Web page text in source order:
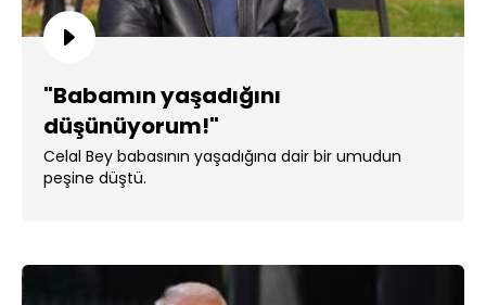
"Babamın yaşadığını
düşünüyorum!"
Celal Bey babasının yaşadığına dair bir umudun
peşine düştü.